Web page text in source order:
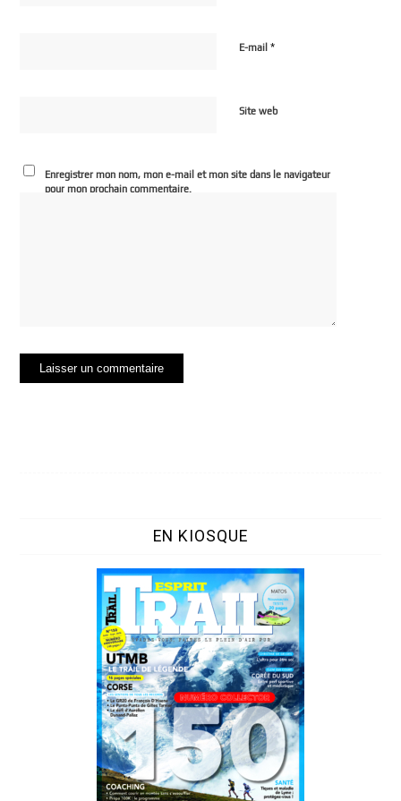
E-mail*
Site web
Enregistrer mon nom, mon e-mail et mon site dans le navigateur
pour mon prochain commentaire.
EN KIOSQUE